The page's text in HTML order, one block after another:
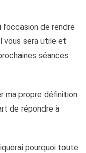
de rendre
vous sera utile et
séances
ma propre définition
de répondre à
pourquoi toute